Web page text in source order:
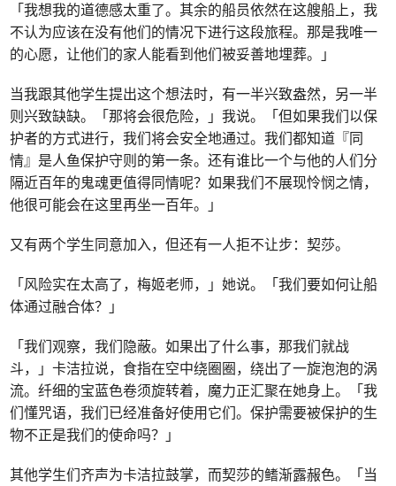
「我想我的道德感太重了。其余的船员依然在这艘船上，我
不认为应该在没有他们的情况下进行这段旅程。那是我唯一
的心愿，让他们的家人能看到他们被妥善地埋葬。」
当我跟其他学生提出这个想法时，有一半兴致盎然，另一半
则兴致缺缺。「那将会很危险，」我说。「但如果我们以保
护者的方式进行，我们将会安全地通过。我们都知道『同
情』是人鱼保护守则的第一条。还有谁比一个与他的人们分
隔近百年的鬼魂更值得同情呢？如果我们不展现怜悯之情，
他很可能会在这里再坐一百年。」
又有两个学生同意加入，但还有一人拒不让步：契莎。
「风险实在太高了，梅姬老师，」她说。「我们要如何让船
体通过融合体？」
「我们观察，我们隐蔽。如果出了什么事，那我们就战
斗，」卡洁拉说，食指在空中绕圈圈，绕出了一旋泡泡的涡
流。纤细的宝蓝色卷须旋转着，魔力正汇聚在她身上。「我
们懂咒语，我们已经准备好使用它们。保护需要被保护的生
物不正是我们的使命吗？」
其他学生们齐声为卡洁拉鼓掌，而契莎的鳍渐露赧色。「当